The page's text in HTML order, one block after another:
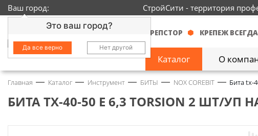
Ваш город:
Это ваш город?
Да все верно Нет другой
СтройСити - территория
КРЕПСТОР КРЕПЕЖ
Каталог О
Замочно-скобяные
изделия
1429
Главная Каталог Инструмент БИТЫ NOX COREBIT Бита tx-
БИТА TX-40-50 E 6,3 TORSION 2 ШТ/УП